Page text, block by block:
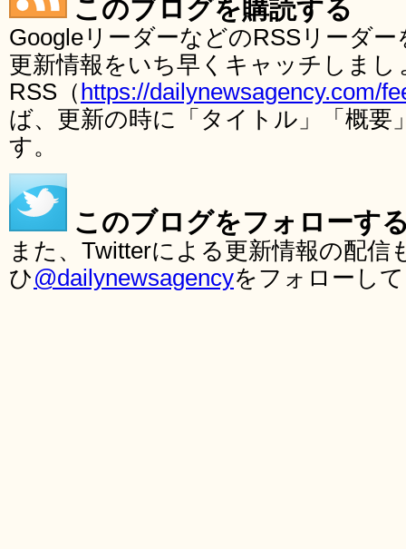
このブログを購読する
GoogleリーダーなどのRSSリーダ
更新情報をいち早くキャッチしま
RSS（ https://dailynewsagency.com/
ば、更新の時に「タイトル」「概要
す。
このブログをフォローす
また、Twitterによる更新情報の配
ひ@dailynewsagencyをフォローし